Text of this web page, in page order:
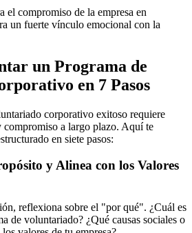
el compromiso de la empresa en
un fuerte vínculo emocional con la
un Programa de
en 7 Pasos
corporativo exitoso requiere
compromiso a largo plazo. Aquí te
en siete pasos:
y Alinea con los Valores
reflexiona sobre el "por qué". ¿Cuál es
de voluntariado? ¿Qué causas sociales o